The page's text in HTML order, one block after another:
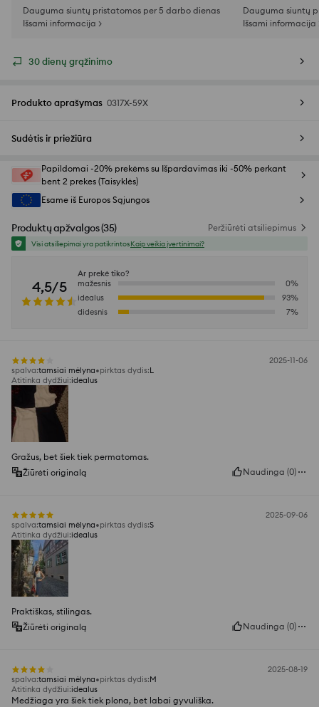
Dauguma siuntų pristatomos per 5 darbo dienas
Išsami informacija >
Dauguma siuntų
Išsami informacija
30 dienų grąžinimo
Produkto aprašymas 0317X-59X
Sudėtis ir priežiūra
Papildomai -20% prekėms su Išpardavimas iki -50% perkant
bent 2 prekes (Taisyklės)
Esame iš Europos Sąjungos
Produktų apžvalgos(35) Peržiūrėti atsiliepimus
Visi atsiliepimai yra patikrintosKaip veikia įvertinimai?
4,5/5
Ar prekė tiko?
mažesnis
0%
idealus
93%
didesnis
7%
2025-11-06
spalva:tamsiai mėlyna pirktas dydis:L
Atitinka dydžiui:idealus
Gražus, bet šiek tiek permatomas.
Žiūrėti originalą
Naudinga (0)
2025-09-06
spalva:tamsiai mėlyna pirktas dydis:S
Atitinka dydžiui:idealus
Praktiškas, stilingas.
Žiūrėti originalą
Naudinga (0)
2025-08-19
spalva:tamsiai mėlyna pirktas dydis:M
Atitinka dydžiui:idealus
Medžiaga yra šiek tiek plona, bet labai gyvuliška.